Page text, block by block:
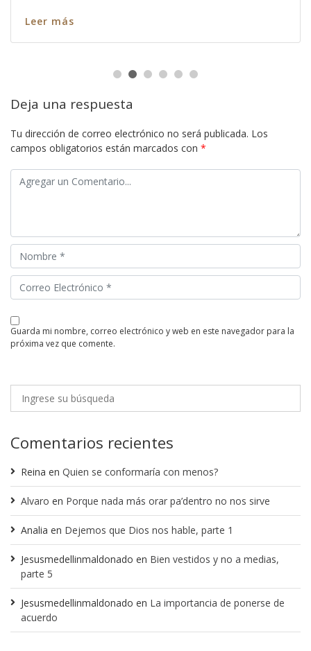
Leer más
Deja una respuesta
Tu dirección de correo electrónico no será publicada. Los
campos obligatorios están marcados con *
guarda mi nombre, correo electrónico y web en este navegador para la
próxima vez que comente.
Comentarios recientes
Reina en Quien se conformaría con menos?
Alvaro en Porque nada más orar pa’dentro no nos sirve
Analia en Dejemos que Dios nos hable, parte 1
Jesusmedellinmaldonado en Bien vestidos y no a medias,
parte 5
Jesusmedellinmaldonado en La importancia de ponerse de
acuerdo